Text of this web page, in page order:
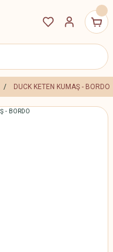
DUCK KETEN KUMAŞ - BORDO